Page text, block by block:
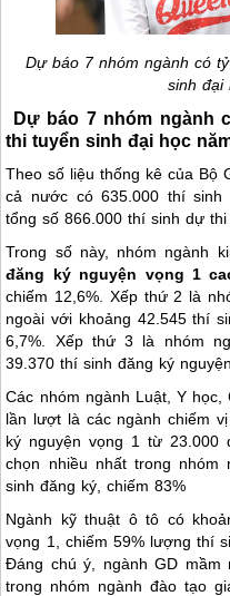
Dự báo 7 nhóm ngành có
sinh đại
Dự báo 7 nhóm ngành
thi tuyển sinh đại học
Theo số liệu thống kê của Bộ
cả nước có 635.000 thí sinh
tổng số 866.000 thí sinh dự
Trong số này, nhóm ngành
đăng ký nguyện vọng 1
chiếm 12,6%. Xếp thứ 2 là
ngoài với khoảng 42.545 thí
6,7%. Xếp thứ 3 là nhóm
39.370 thí sinh đăng ký
Các nhóm ngành Luật, Y
lần lượt là các ngành chiếm
ký nguyện vọng 1 từ 23.000
chọn nhiều nhất trong nhóm
sinh đăng ký, chiếm 83%
Ngành kỹ thuật ô tô có
vọng 1, chiếm 59% lượng thí
Đáng chú ý, ngành GD mầm
trong nhóm ngành đào tạo